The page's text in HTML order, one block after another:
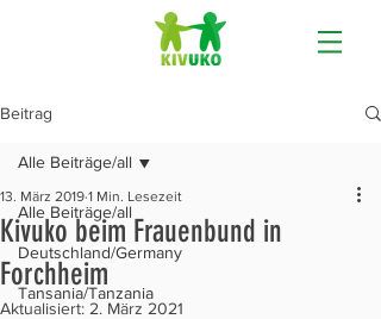
Beitrag
Alle Beiträge/all
Deutschland/Germany
Tansania/Tanzania
Alle Beiträge/all
Kivuko beim Frauenbund in
Forchheim
13. März 2019 1 Min. Lesezeit
Aktualisiert: 2. März 2021